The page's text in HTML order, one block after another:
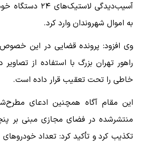
آسیب‌دیدگی
به اموال شهروندان وارد کرد.
وی افزود: پرونده قضایی در این
راهور تهران بزرگ با استفاده از تصاویر
خاطی را تحت تعقیب قرار داده است.
این مقام آگاه همچنین ادعای